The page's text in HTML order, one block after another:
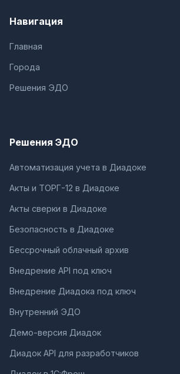
Навигация
Главная
Города
Решения ЭДО
Решения ЭДО
Автоматизация учета в Диадоке
Акты и ТОРГ-12 в Диадоке
Акты сверки в Диадоке
Безопасность в Диадоке
Бессрочный облачный архив
Внедрение API под ключ
Внедрение Диадока под ключ
Внутренний ЭДО
Демо-версия Диадок
Диадок API для разработчиков